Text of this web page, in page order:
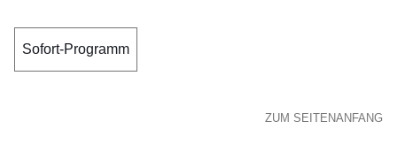
Sofort-Programm
ZUM SEITENANFANG